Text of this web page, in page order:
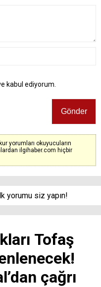
kabul ediyorum.
yorumları okuyucuların
ilgihaber.com hiçbir
yorumu siz yapın!
Tofaş
çağrı